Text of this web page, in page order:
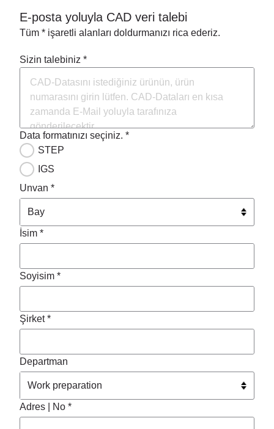
E-posta yoluyla CAD veri talebi
Tüm * işaretli alanları doldurmanızı rica ederiz.
Sizin talebiniz *
Data formatınızı seçiniz. *
STEP
IGS
Unvan *
İsim *
Soyisim *
Şirket *
Departman
Adres | No *